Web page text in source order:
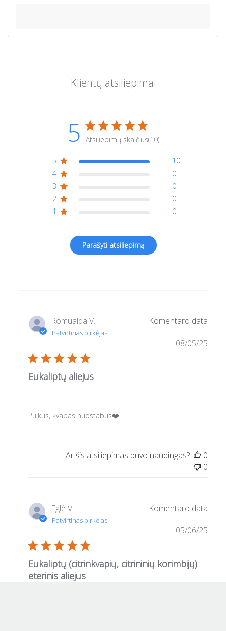
5 (10)
5
10
4
0
3
0
2
0
1
0
Romualda V.
Eukaliptų aliejus
Puikus, kvapas nuostabus❤️
08/05/25
0
0
Eglė V.
Eukaliptų (citrinkvapių, citrininių korimbijų)
eterinis aliejus
05/06/25